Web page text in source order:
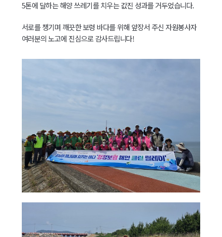
5톤에 달하는 해양 쓰레기를 치우는 값진 성과를 거두었습니다.
서로를 챙기며 깨끗한 보령 바다를 위해 앞장서 주신 자원봉사자
여러분의 노고에 진심으로 감사드립니다!